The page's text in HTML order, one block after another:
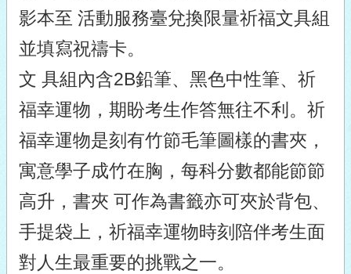
影本至 活動服務臺兌換限量祈福文具組
並填寫祝禱卡。
文 具組內含2B鉛筆、黑色中性筆、祈
福幸運物，期盼考生作答無往不利。祈
福幸運物是刻有竹節毛筆圖樣的書夾，
寓意學子成竹在胸，每科分數都能節節
高升，書夾 可作為書籤亦可夾於背包、
手提袋上，祈福幸運物時刻陪伴考生面
對人生最重要的挑戰之一。